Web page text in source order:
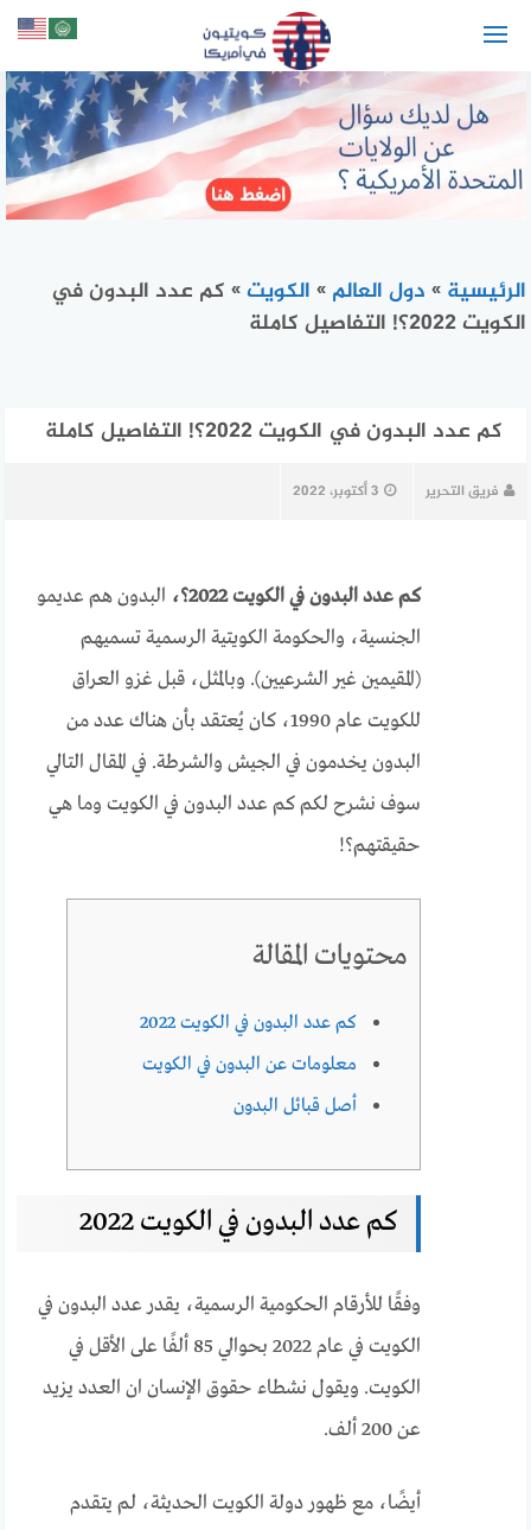
الرئيسية » دول العالم » الكويت» كم عدد البدون في
الكويت 2022؟! التفاصيل كاملة
كم عدد البدون في الكويت 2022؟! التفاصيل كاملة
فريق التحرير 3 أكتوبر، 2022
كم عدد البدون في الكويت 2022؟،
البدون هم عديمو
الجنسية، والحكومة الكويتية الرسمية تسميهم
(المقيمين غير الشرعيين). وبالمثل، قبل غزو العراق
للكويت عام 1990، كان يُعتقد بأن هناك عدد من
البدون يخدمون في الجيش والشرطة. في المقال التالي
سوف نشرح لكم كم عدد البدون في الكويت وما هي
حقيقتهم؟!
محتويات المقالة
كم عدد البدون في الكويت 2022
معلومات عن البدون في الكويت
أصل قبائل البدون
كم عدد البدون في الكويت 2022
وفقًا للأرقام الحكومية الرسمية، يقدر عدد البدون في
الكويت في عام 2022 بحوالي 85 ألفًا على الأقل في
الكويت. ويقول نشطاء حقوق الإنسان ان العدد يزيد
عن 200 ألف.
أيضًا، مع ظهور دولة الكويت الحديثة، لم يتقدم